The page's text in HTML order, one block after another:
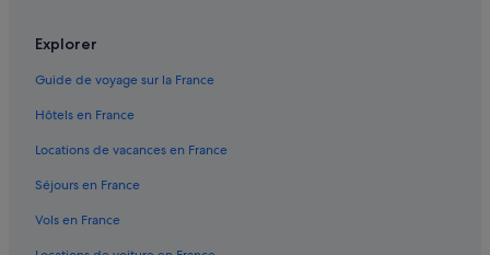
Explorer
Guide de voyage sur la France
Hôtels en France
Locations de vacances en France
Séjours en France
Vols en France